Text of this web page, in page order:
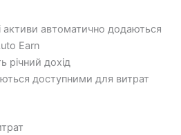
активи автоматично додаються
Earn
річний дохід
доступними для витрат